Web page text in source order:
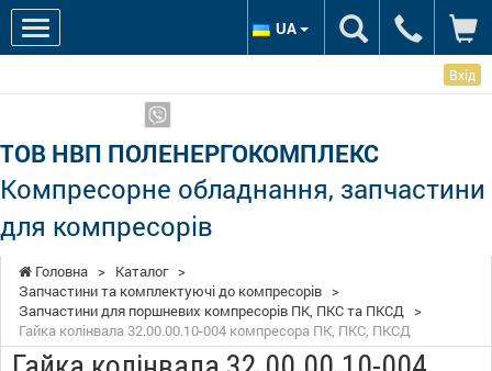
Вхід
ТОВ НВП ПОЛЕНЕРГОКОМПЛЕКС
Компресорне обладнання, запчастини
для компресорів
UA
Головна > Каталог >
Запчастини та комплектуючі до компресорів >
Запчастини для поршневих компресорів ПК, ПКС та ПКСД >
Гайка колінвала 32.00.00.10-004 компресора ПК, ПКС, ПКСД